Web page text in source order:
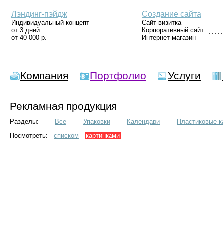
Лэндинг-пэйдж
Индивидуальный концепт
от 3 дней
от 40 000 р.
Создание сайта
Сайт-визитка
Корпоративный сайт
Интернет-магазин
Компания Портфолио Услуги
Рекламная продукция
Разделы: Все Упаковки Календари
Пластиковые
Посмотреть: списком картинками